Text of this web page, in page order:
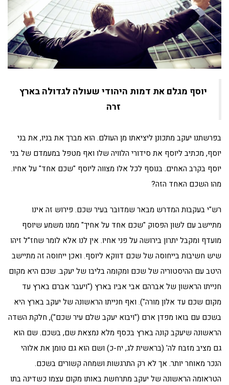
יוסף מגלם את דמות היהודי שעולה לגדולה בארץ
זרה
בפרשתנו יעקב מתכונן ליציאתו מן העולם. הוא מברך את בניו, את בני
יוסף, מכתיב ליוסף את סידורי הלוויה שלו ואף מטפל במעמדם של בני
יוסף בקרב האחים. בנוסף לכל אלו מצווה ליוסף "שכם אחד" על אחיו.
מהו השכם האחד הזה?
רש"י בעקבות המדרש מבאר שמדובר בעיר שכם. פירוש זה אינו
מתיישב עם לשון הפסוק "שכם אחד על אחיך" ממנו משמע שיוסף
מועדף ומקבל יתרון בירושה על פני אחיו. אין לנו אלא לומר שחז"ל זיהו
שיש חשיבות בייחוסה של שכם דווקא ליוסף. ואכן ייחוסה זה מתיישב
היטב עם ההיסטוריה של שכם ומקומה בליבו של יעקב. שכם היא מקום
חנייתו הראשון של אברהם אבי אביו בארץ ("ויעבר אברם בארץ עד
מקום שכם עד אלון מורה"). ואף חנייתו הראשונה של יעקב בארץ היא
בשכם עם בואו מפדן ארם ("ויבוא יעקב שלם עיר שכם"), חלקת השדה
הראשונה שיעקב קונה בארץ בכסף מלא נמצאת שם, בשכם. שם הוא
גם מציב מזבח לה' (בראשית לג, יח-כ) ושם הוא גם טומן את אלוהי
הנכר מאוחר יותר. אך לא רק התרגשות ושמחה קשורים בשכם.
הטראומה הראשונה של יעקב מתרחשת באותו מקום עצמו כשדינה בתו